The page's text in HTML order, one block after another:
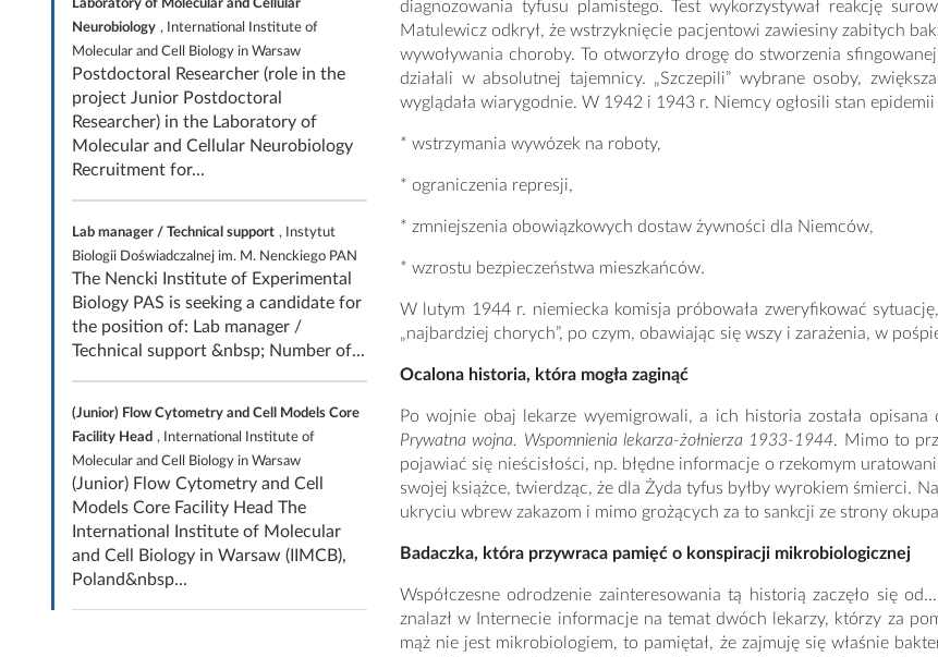
Laboratory of Molecular and Cellular
Neurobiology , International Institute of
Molecular and Cell Biology in Warsaw
Postdoctoral Researcher (role in the
project Junior Postdoctoral
Researcher) in the Laboratory of
Molecular and Cellular Neurobiology
Recruitment for...
Lab manager / Technical support , Instytut
Biologii Doświadczalnej im. M. Nenckiego PAN
The Nencki Institute of Experimental
Biology PAS is seeking a candidate for
the position of: Lab manager /
Technical support &nbsp; Number of...
(Junior) Flow Cytometry and Cell Models Core
Facility Head , International Institute of
Molecular and Cell Biology in Warsaw
(Junior) Flow Cytometry and Cell
Models Core Facility Head The
International Institute of Molecular
and Cell Biology in Warsaw (IIMCB),
Poland&nbsp...
diagnozowania tyfusu plamistego. Test wykorzystywał reakcję
Matulewicz odkrył, że wstrzyknięcie pacjentowi zawiesiny zabitych
wywoływania choroby. To otworzyło drogę do stworzenia
działali w absolutnej tajemnicy. „Szczepili” wybrane osoby,
wyglądała wiarygodnie. W 1942 i 1943 r. Niemcy ogłosili stan
* wstrzymania wywózek na roboty,
* ograniczenia represji,
* zmniejszenia obowiązkowych dostaw żywności dla Niemców,
* wzrostu bezpieczeństwa mieszkańców.
W lutym 1944 r. niemiecka komisja próbowała zweryfikować
„najbardziej chorych”, po czym, obawiając się wszy i zarażenia, w
Ocalona historia, która mogła zaginąć
Po wojnie obaj lekarze wyemigrowali, a ich historia została
Prywatna wojna. Wspomnienia lekarza-żołnierza 1933-1944. Mimo to
pojawiać się nieścisłości, np. błędne informacje o rzekomym
swojej książce, twierdząc, że dla Żyda tyfus byłby wyrokiem śmierci.
ukryciu wbrew zakazom i mimo grożących za to sankcji ze strony
Badaczka, która przywraca pamięć o konspiracji mikrobiologicznej
Współczesne odrodzenie zainteresowania tą historią zaczęło się
znalazł w Internecie informacje na temat dwóch lekarzy, którzy za
mąż nie jest mikrobiologiem, to pamiętał, że zajmuję się właśnie